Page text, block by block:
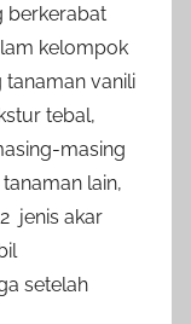
berkerabat
kelompok
vanili
tebal,
masing
lain,
jenis akar
setelah